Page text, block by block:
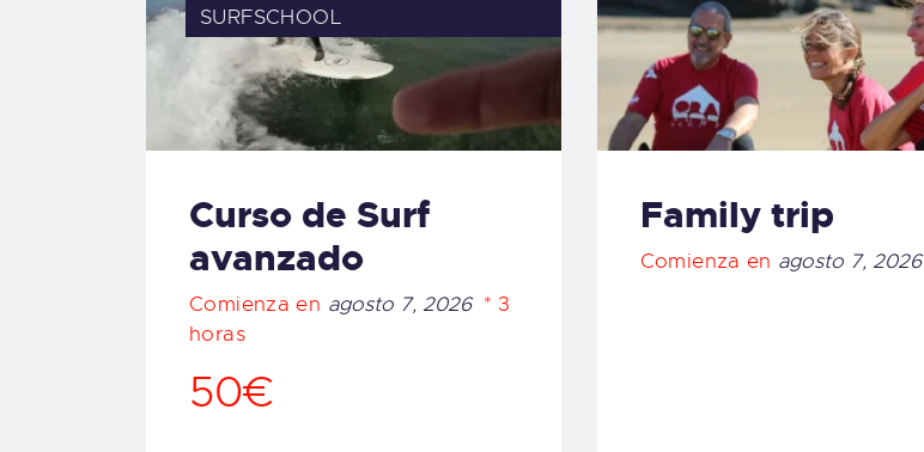
SURFSCHOOL
Curso de Surf
avanzado
Comienza en agosto 7, 2026
3
horas
50€
Family trip
Comienza en agosto 7, 2026